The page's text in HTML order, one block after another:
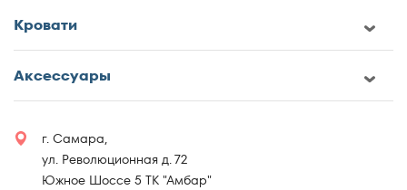
Кровати
Аксессуары
г. Самара,
ул. Революционная д. 72
Южное Шоссе 5 ТК "Амбар"